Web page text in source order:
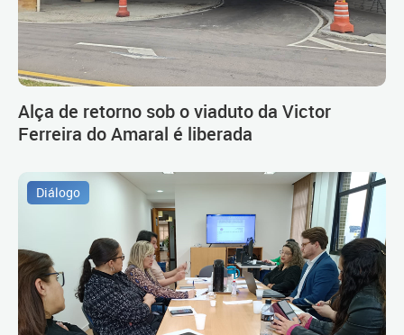
Alça de retorno sob o viaduto da Victor
Ferreira do Amaral é liberada
Diálogo